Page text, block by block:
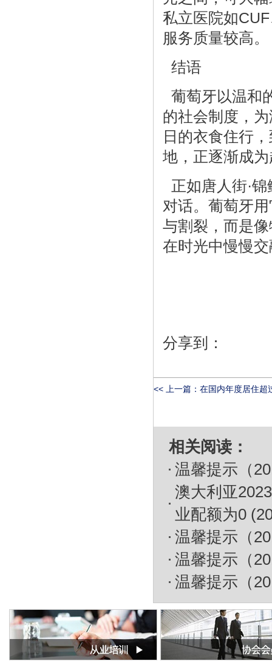
私立医院如
服务质量较高。
结语
葡萄牙以温和
的社会制度，
日的衣食住行
地，正逐渐成
正如唐人街·
对话。葡萄牙
与割裂，而是
在时光中慢慢
分享到：
<< 上一篇： 在国内年度居住超
相关阅读：
温馨提示（
澳大利亚
业配额为0
温馨提示（
温馨提示（
温馨提示（